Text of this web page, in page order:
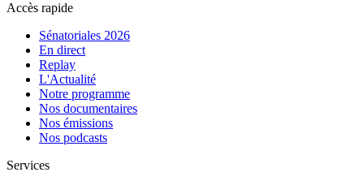
Accès rapide
Sénatoriales 2026
En direct
Replay
L'Actualité
Notre programme
Nos documentaires
Nos émissions
Nos podcasts
Services